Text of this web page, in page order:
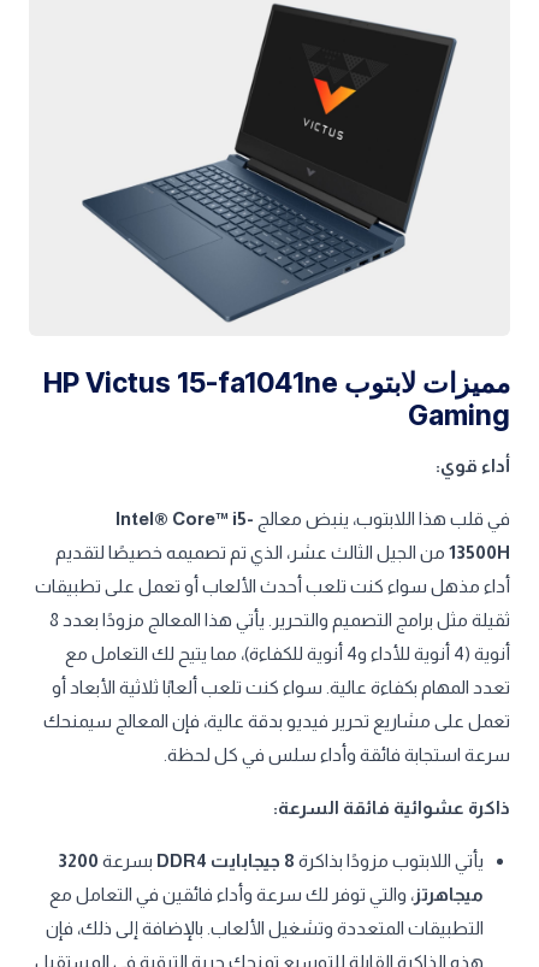
مميزات لابتوب HP Victus 15-fa1041ne
Gaming
أداء قوي:
في قلب هذا اللابتوب، ينبض معالج Intel® Core™ i5-
13500H من الجيل الثالث عشر، الذي تم تصميمه خصيصًا لتقديم
أداء مذهل سواء كنت تلعب أحدث الألعاب أو تعمل على تطبيقات
ثقيلة مثل برامج التصميم والتحرير. يأتي هذا المعالج مزودًا بعدد 8
أنوية (4 أنوية للأداء و4 أنوية للكفاءة)، مما يتيح لك التعامل مع
تعدد المهام بكفاءة عالية. سواء كنت تلعب ألعابًا ثلاثية الأبعاد أو
تعمل على مشاريع تحرير فيديو بدقة عالية، فإن المعالج سيمنحك
سرعة استجابة فائقة وأداء سلس في كل لحظة.
ذاكرة عشوائية فائقة السرعة:
يأتي اللابتوب مزودًا بذاكرة 8 جيجابايت DDR4 بسرعة 3200
ميجاهرتز، والتي توفر لك سرعة وأداء فائقين في التعامل مع
التطبيقات المتعددة وتشغيل الألعاب. بالإضافة إلى ذلك، فإن
هذه الذاكرة القابلة للتوسيع تمنحك حرية الترقية في المستقبل